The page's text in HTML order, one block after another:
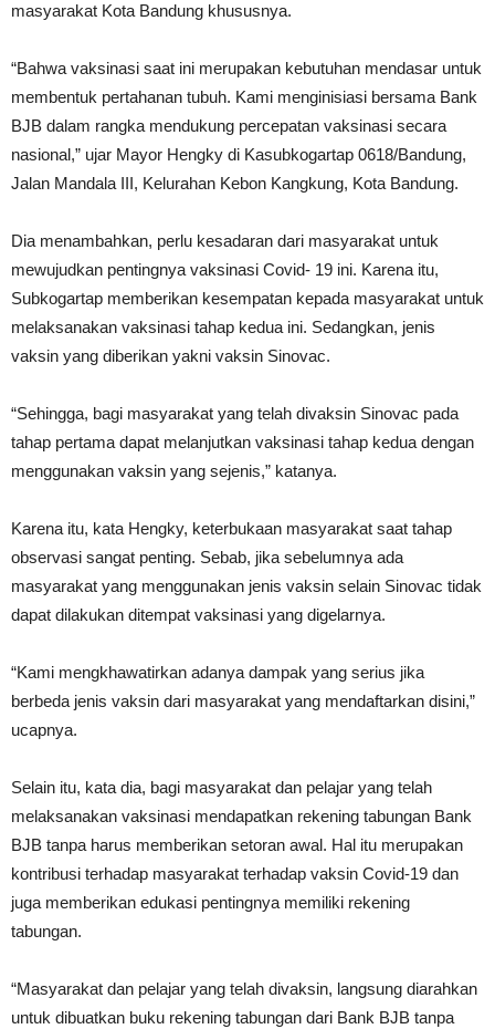
masyarakat Kota Bandung khususnya.
“Bahwa vaksinasi saat ini merupakan kebutuhan mendasar untuk
membentuk pertahanan tubuh. Kami menginisiasi bersama Bank
BJB dalam rangka mendukung percepatan vaksinasi secara
nasional,” ujar Mayor Hengky di Kasubkogartap 0618/Bandung,
Jalan Mandala III, Kelurahan Kebon Kangkung, Kota Bandung.
Dia menambahkan, perlu kesadaran dari masyarakat untuk
mewujudkan pentingnya vaksinasi Covid- 19 ini. Karena itu,
Subkogartap memberikan kesempatan kepada masyarakat untuk
melaksanakan vaksinasi tahap kedua ini. Sedangkan, jenis
vaksin yang diberikan yakni vaksin Sinovac.
“Sehingga, bagi masyarakat yang telah divaksin Sinovac pada
tahap pertama dapat melanjutkan vaksinasi tahap kedua dengan
menggunakan vaksin yang sejenis,” katanya.
Karena itu, kata Hengky, keterbukaan masyarakat saat tahap
observasi sangat penting. Sebab, jika sebelumnya ada
masyarakat yang menggunakan jenis vaksin selain Sinovac tidak
dapat dilakukan ditempat vaksinasi yang digelarnya.
“Kami mengkhawatirkan adanya dampak yang serius jika
berbeda jenis vaksin dari masyarakat yang mendaftarkan disini,”
ucapnya.
Selain itu, kata dia, bagi masyarakat dan pelajar yang telah
melaksanakan vaksinasi mendapatkan rekening tabungan Bank
BJB tanpa harus memberikan setoran awal. Hal itu merupakan
kontribusi terhadap masyarakat terhadap vaksin Covid-19 dan
juga memberikan edukasi pentingnya memiliki rekening
tabungan.
“Masyarakat dan pelajar yang telah divaksin, langsung diarahkan
untuk dibuatkan buku rekening tabungan dari Bank BJB tanpa